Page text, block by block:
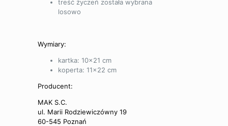
treść życzeń została wybrana
losowo
Wymiary:
kartka: 10×21 cm
koperta: 11×22 cm
Producent:
MAK S.C.
ul. Marii Rodziewiczówny 19
60-545 Poznań